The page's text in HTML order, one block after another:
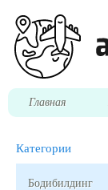
Главная
Категории
Бодибилдинг